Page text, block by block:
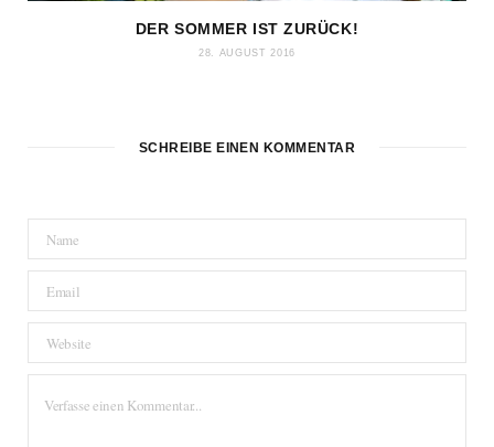
DER SOMMER IST ZURÜCK!
28. AUGUST 2016
SCHREIBE EINEN KOMMENTAR